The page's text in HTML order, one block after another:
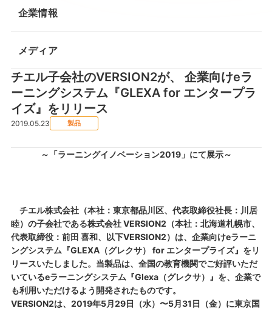
企業情報
メディア
チエル子会社のVERSION2が、 企業向けeラ
ーニングシステム『GLEXA for エンタープラ
イズ』をリリース
2019.05.23 製品
～「ラーニングイノベーション2019」にて展示～
チエル株式会社（本社：東京都品川区、代表取締役社長：川居
睦）の子会社である株式会社 VERSION2（本社：北海道札幌市、
代表取締役：前田 喜和、以下VERSION2）は、企業向けeラーニ
ングシステム『GLEXA（グレクサ） for エンタープライズ』をリ
リースいたしました。当製品は、全国の教育機関でご好評いただ
いているeラーニングシステム『Glexa（グレクサ）』を、企業で
も利用いただけるよう開発されたものです。
VERSION2は、2019年5月29日（水）〜5月31日（金）に東京国